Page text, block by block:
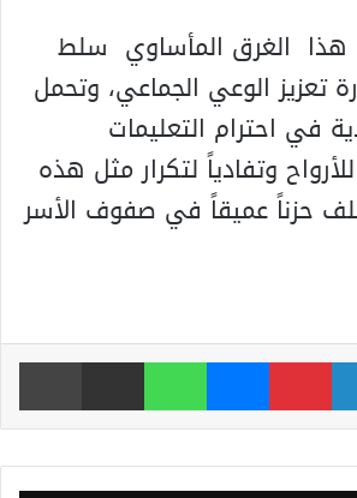
هذا الغرق المأساوي سلط
تعزيز الوعي الجماعي، وتحمل
في احترام التعليمات
وتفادياً لتكرار مثل هذه
حزناً عميقاً في صفوف الأسر
لينكدإن بينتيريست ماسنجر واتساب مشاركة عبر البريد